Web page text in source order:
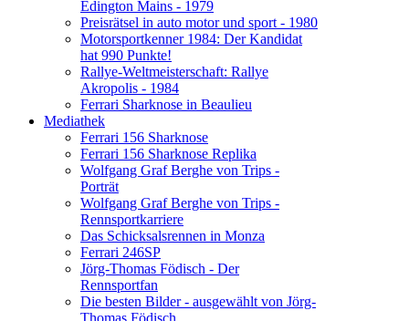
Edington Mains - 1979
Preisrätsel in auto motor und sport - 1980
Motorsportkenner 1984: Der Kandidat
hat 990 Punkte!
Rallye-Weltmeisterschaft: Rallye
Akropolis - 1984
Ferrari Sharknose in Beaulieu
Mediathek
Ferrari 156 Sharknose
Ferrari 156 Sharknose Replika
Wolfgang Graf Berghe von Trips -
Porträt
Wolfgang Graf Berghe von Trips -
Rennsportkarriere
Das Schicksalsrennen in Monza
Ferrari 246SP
Jörg-Thomas Födisch - Der
Rennsportfan
Die besten Bilder - ausgewählt von Jörg-
Thomas Födisch